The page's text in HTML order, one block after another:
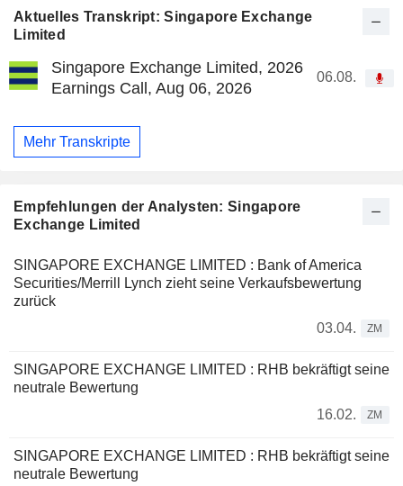
Aktuelles Transkript: Singapore Exchange
Limited
Singapore Exchange Limited, 2026
Earnings Call, Aug 06, 2026
06.08.
Mehr Transkripte
Empfehlungen der Analysten: Singapore
Exchange Limited
SINGAPORE EXCHANGE LIMITED : Bank of America
Securities/Merrill Lynch zieht seine Verkaufsbewertung
zurück
03.04.
ZM
SINGAPORE EXCHANGE LIMITED : RHB bekräftigt seine
neutrale Bewertung
16.02.
ZM
SINGAPORE EXCHANGE LIMITED : RHB bekräftigt seine
neutrale Bewertung